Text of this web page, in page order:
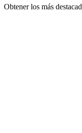
Obtener los más